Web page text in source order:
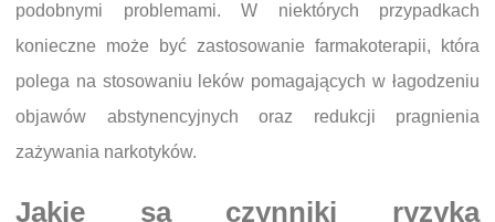
podobnymi problemami. W niektórych przypadkach
konieczne może być zastosowanie farmakoterapii, która
polega na stosowaniu leków pomagających w łagodzeniu
objawów abstynencyjnych oraz redukcji pragnienia
zażywania narkotyków.
Jakie są czynniki ryzyka